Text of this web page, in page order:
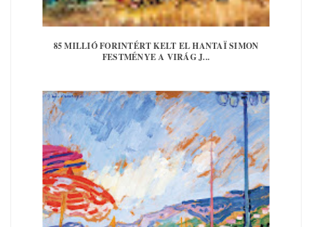
85 MILLIÓ FORINTÉRT KELT EL HANTAÏ SIMON
FESTMÉNYE A VIRÁG J...